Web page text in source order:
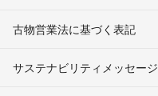
古物営業法に基づく表記
サステナビリティメッセージ